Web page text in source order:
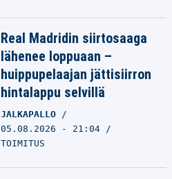
Real Madridin siirtosaaga
lähenee loppuaan –
huippupelaajan jättisiirron
hintalappu selvillä
JALKAPALLO
05.08.2026 - 21:04
TOIMITUS